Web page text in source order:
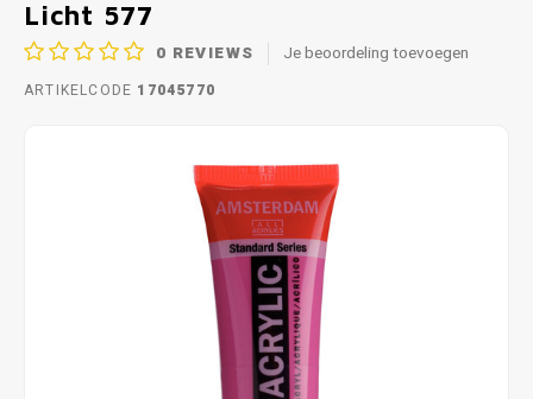
Licht 577
0 REVIEWS Je beoordeling toevoegen
ARTIKELCODE 17045770